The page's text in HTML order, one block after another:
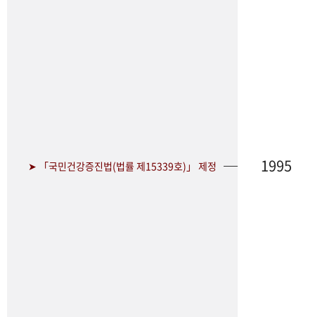
➤ 「국민건강증진법(법률 제15339호)」 제정 1995